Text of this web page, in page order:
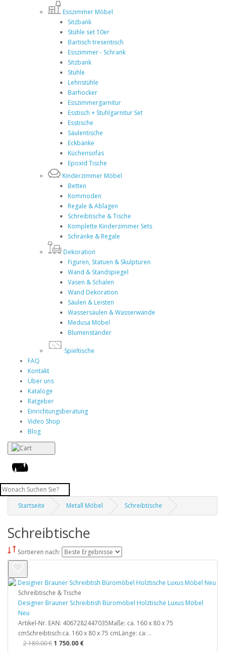
Esszimmer Möbel
Sitzbank
Stühle set 10er
Bartisch tresentisch
Esszimmer - Schrank
Sitzbank
Stühle
Lehnstühle
Barhocker
Esszimmergarnitur
Esstisch + Stuhlgarnitur Set
Esstische
Säulentische
Eckbänke
Küchensofas
Epoxid Tische
Kinderzimmer Möbel
Betten
Kommoden
Regale & Ablagen
Schreibtische & Tische
Komplette Kinderzimmer Sets
Schränke & Regale
Dekoration
Figuren, Statuen & Skulpturen
Wand & Standspiegel
Vasen & Schalen
Wand Dekoration
Säulen & Leisten
Wassersäulen & Wasserwände
Medusa Möbel
Blumenständer
Spieltische
FAQ
Kontakt
Über uns
Kataloge
Ratgeber
Einrichtungsberatung
Video Shop
Blog
Startseite Metall Möbel Schreibtische
Schreibtische
Sortieren nach:
Schreibtische & Tische
Designer Brauner Schreibtish Büromöbel Holztische Luxus Möbel
Neu
Artikel-Nr. EAN: 4067282447035Maße: ca. 160 x 80 x 75
cmSchreibtisch:ca. 160 x 80 x 75 cmLänge: ca: ..
2 189.00 €1 750.00 €